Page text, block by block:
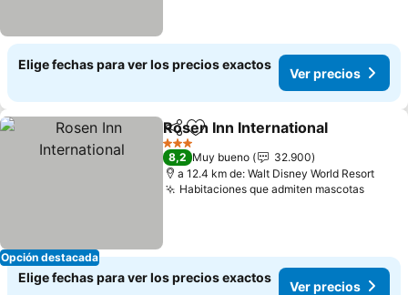
Elige fechas para ver los precios exactos
Ver precios
Opción destacada
CompartirAgregar a favoritos
Rosen Inn International
3 Estrellas
8,2 Muy bueno
32.900
a 12.4 km de: Walt Disney World Resort
Habitaciones que admiten mascotasVer
Elige fechas para ver los precios exactos
Ver precios